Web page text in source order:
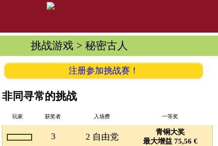
挑战游戏 > 秘密古人
注册参加挑战赛！
非同寻常的挑战
玩家 获奖者 入场费 一等奖
3 2 自由党
青铜大奖
最大增益 75,56 €